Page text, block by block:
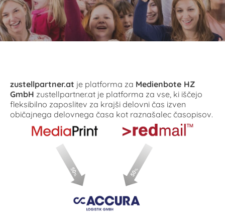
zustellpartner.at je platforma za Medienbote HZ
GmbH zustellpartner.at je platforma za vse, ki iščejo
fleksibilno zaposlitev za krajši delovni čas izven
običajnega delovnega časa kot raznašalec časopisov.